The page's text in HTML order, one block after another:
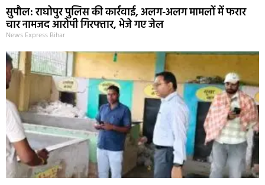
सुपौल: राघोपुर पुलिस की कार्रवाई, अलग-अलग मामलों में फरार
चार नामजद आरोपी गिरफ्तार, भेजे गए जेल
News Express Bihar